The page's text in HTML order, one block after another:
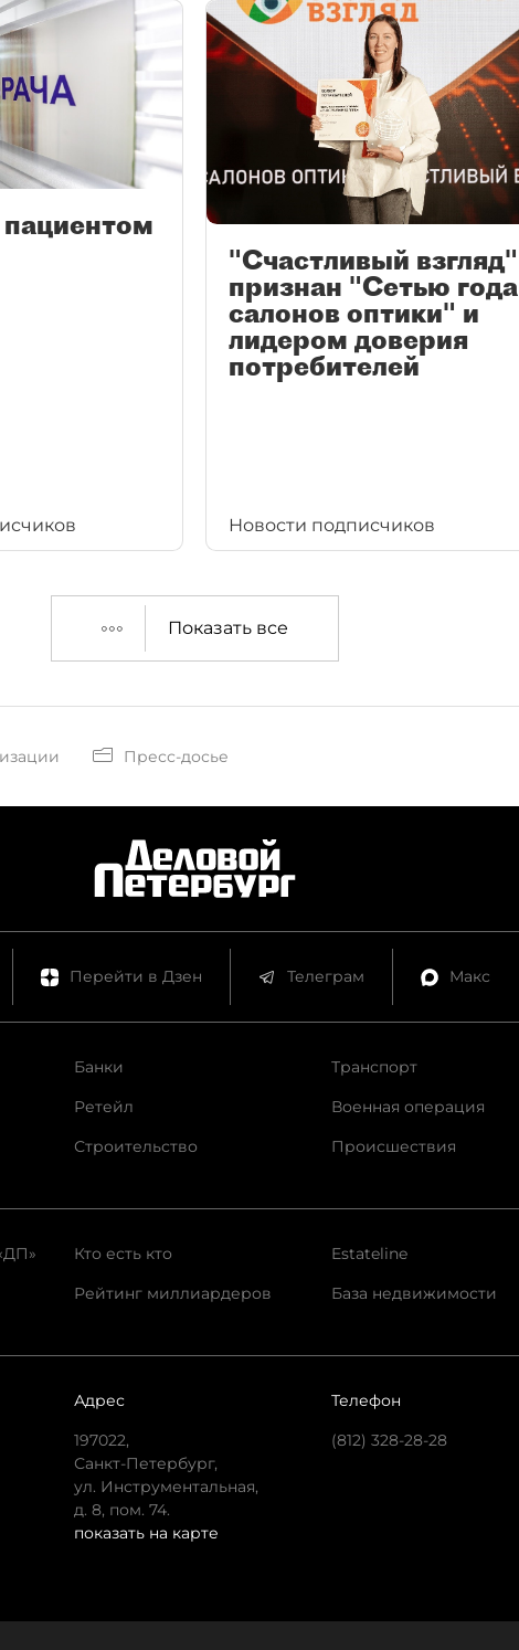
"Счастливый взгляд"
признан "Сетью года
салонов оптики" и
лидером доверия
потребителей
Новости подписчиков
Показать все
Пресс-досье
Перейти в Дзен Телеграм Макс
Банки
Ретейл
Строительство
Транспорт
Военная операция
Происшествия
Кто есть кто
Рейтинг миллиардеров
Estateline
База недвижимости
Адрес
197022,
Санкт-Петербург,
ул. Инструментальная,
д. 8, пом. 74.
показать на карте
Телефон
(812) 328-28-28